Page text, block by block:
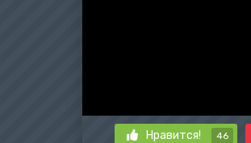
Нравится! 46